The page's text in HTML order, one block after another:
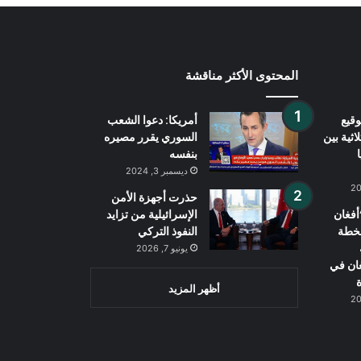
بين
في
المحتوى الأكثر مناقشة
أمريكا: دعوا الشعب
السوري يقرر مصيره
بنفسه
ديسمبر 3, 2024
حذرت أجهزة الأمن
الإسرائيلية من تزايد
النفوذ التركي
يونيو 7, 2026
أظهر المزيد